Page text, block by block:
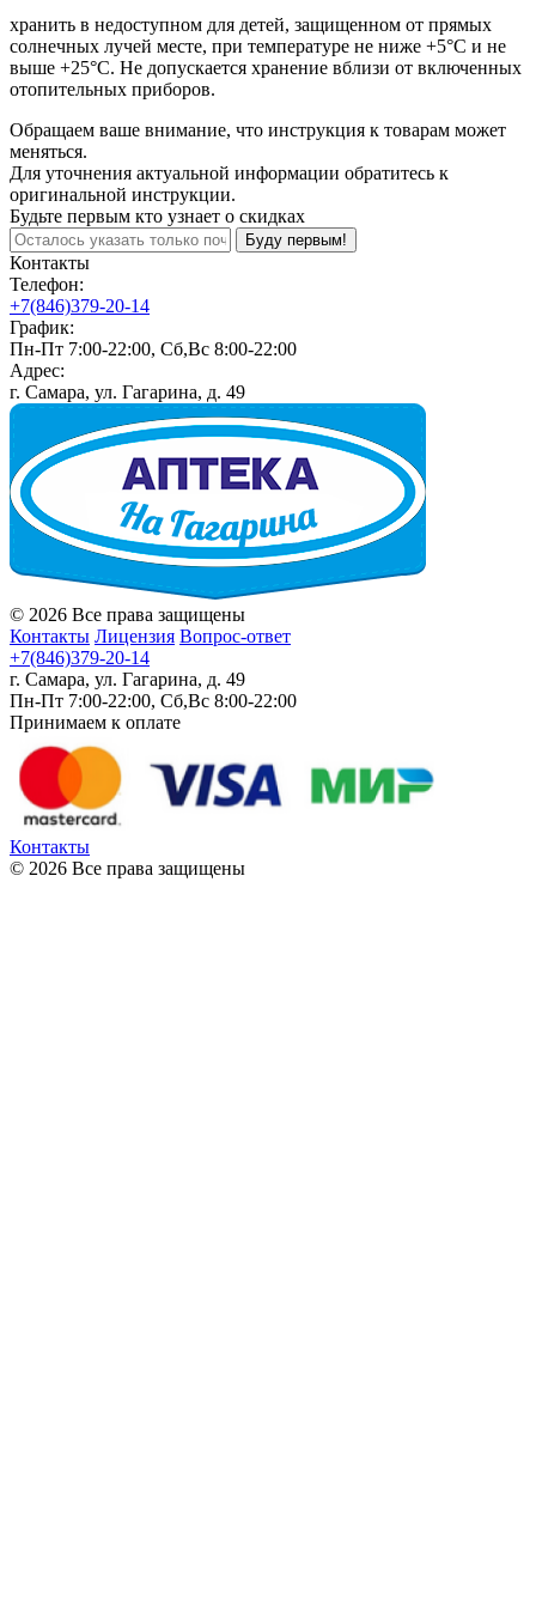
хранить в недоступном для детей, защищенном от прямых
солнечных лучей месте, при температуре не ниже +5°С и не
выше +25°С. Не допускается хранение вблизи от включенных
отопительных приборов.
Обращаем ваше внимание, что инструкция к товарам может
меняться.
Для уточнения актуальной информации обратитесь к
оригинальной инструкции.
Будьте первым кто узнает о скидках
Буду первым!
Контакты
Телефон:
+7(846)379-20-14
График:
Пн-Пт 7:00-22:00, Сб,Вс 8:00-22:00
Адрес:
г. Самара, ул. Гагарина, д. 49
© 2026 Все права защищены
Контакты Лицензия Вопрос-ответ
+7(846)379-20-14
г. Самара, ул. Гагарина, д. 49
Пн-Пт 7:00-22:00, Сб,Вс 8:00-22:00
Принимаем к оплате
Контакты
© 2026 Все права защищены